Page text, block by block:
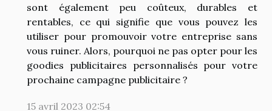
sont également peu coûteux, durables et
rentables, ce qui signifie que vous pouvez les
utiliser pour promouvoir votre entreprise sans
vous ruiner. Alors, pourquoi ne pas opter pour les
goodies publicitaires personnalisés pour votre
prochaine campagne publicitaire ?
15 avril 2023 02:54